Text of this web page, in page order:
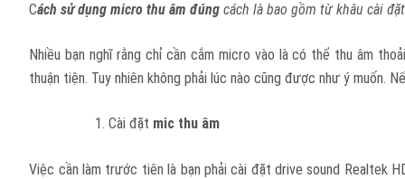
Cách sửdụng micro thu âm đúng cách là bao gồm từkhâu càiđặ
Nhiều bạn nghĩ rằng chỉ cần cắm micro vào là có thể thu âm
thuận tiện. Tuy nhiên không phải lúc nào cũng được như ý muốn.
Cài đặt mic thu âm
Việc cần làm trước tiên là bạn phải cài đặt drive sound Realtek